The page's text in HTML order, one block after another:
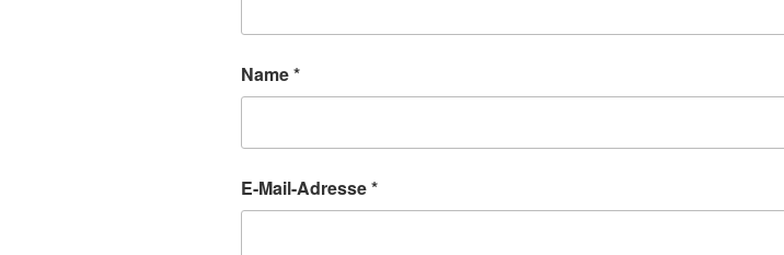
Name*
E-Mail-Adresse*